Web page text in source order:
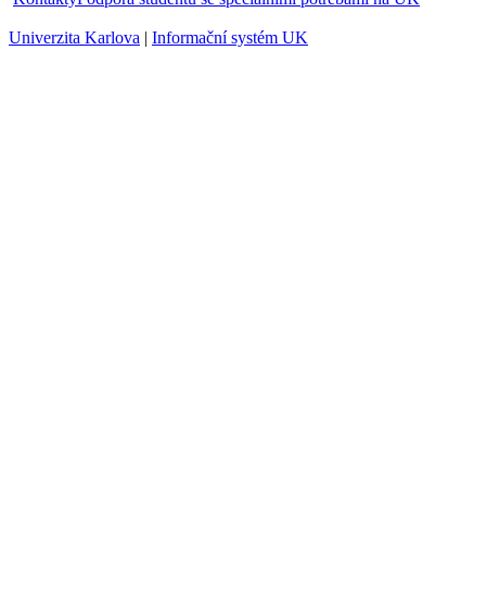
Výsledky1-3z3 1
KontaktyPodpora studentů se speciálními potřebami na UK